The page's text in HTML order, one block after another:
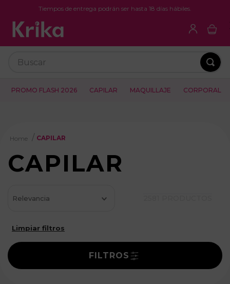
Tiempos de entrega podrán ser hasta 18 días hábiles.
PROMO FLASH 2026 CAPILAR MAQUILLAJE CORPORAL
CAPILAR
CAPILAR
Relevancia
FILTROS